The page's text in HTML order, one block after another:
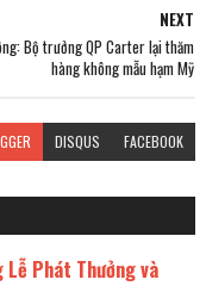
NEXT
Bộ trưởng QP Carter lại thăm
hàng không mẫu hạm Mỹ
DISQUS FACEBOOK
Lễ Phát Thưởng và